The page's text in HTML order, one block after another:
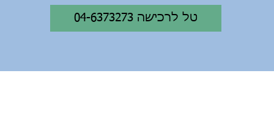
מחיר הסאפ:1500 ש"ח
כולל משוט, ליש רגל, משאבה,
תיק נשיאה.
הסאפ:1800 ש"ח
כולל משוט, ליש רגל, משאבה,
04-6373273 טל לרכישה